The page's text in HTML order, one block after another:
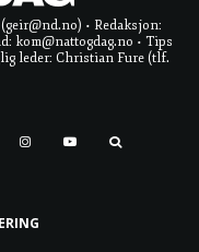
• Redaksjon:
kom@nattogdag.no • Tips
leder: Christian Fure (tlf.